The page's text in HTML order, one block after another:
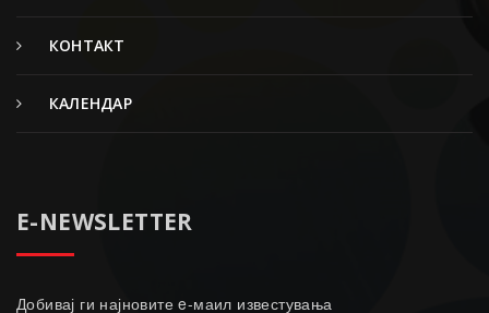
КОНТАКТ
КАЛЕНДАР
E-NEWSLETTER
Добивај ги најновите e-маил известувања